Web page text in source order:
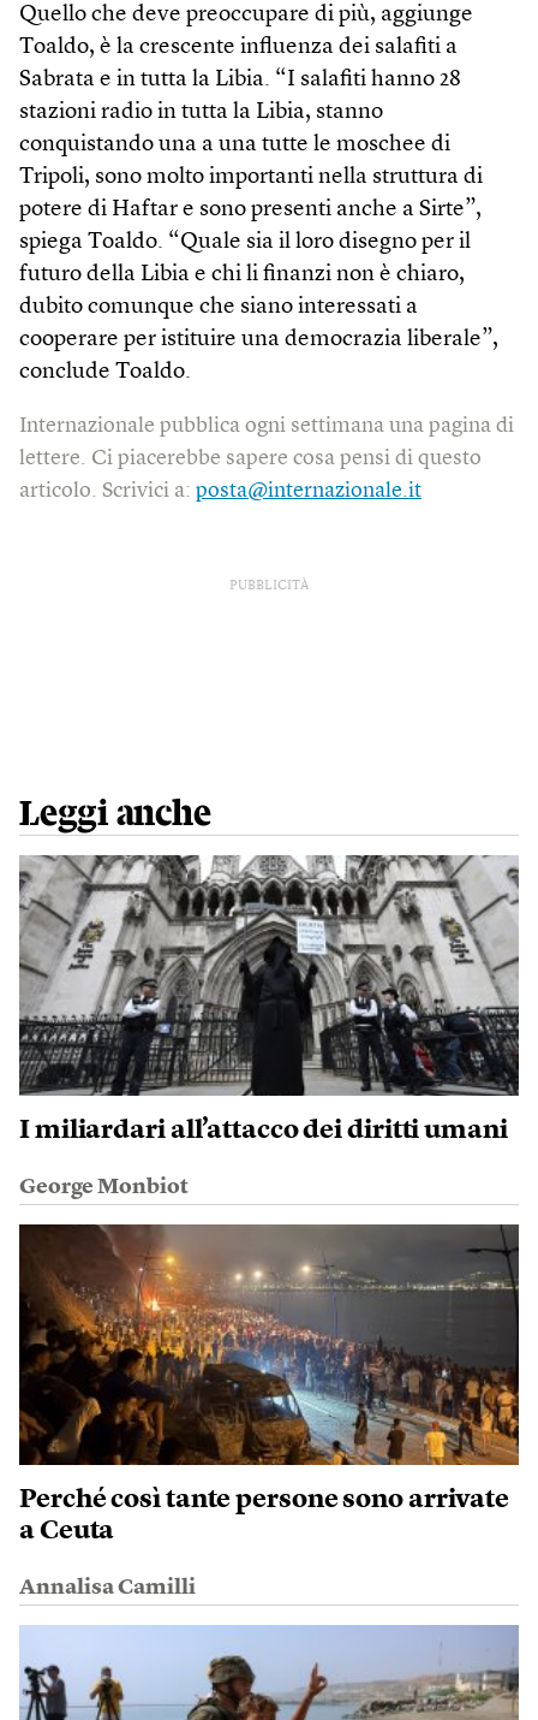
Quello che deve preoccupare di più, aggiunge
Toaldo, è la crescente influenza dei salafiti a
Sabrata e in tutta la Libia. “I salafiti hanno 28
stazioni radio in tutta la Libia, stanno
conquistando una a una tutte le moschee di
Tripoli, sono molto importanti nella struttura di
potere di Haftar e sono presenti anche a Sirte”,
spiega Toaldo. “Quale sia il loro disegno per il
futuro della Libia e chi li finanzi non è chiaro,
dubito comunque che siano interessati a
cooperare per istituire una democrazia liberale”,
conclude Toaldo.
Internazionale pubblica ogni settimana una pagina di
lettere. Ci piacerebbe sapere cosa pensi di questo
articolo. Scrivici a: posta@internazionale.it
PUBBLICITÀ
Leggi anche
I miliardari all’attacco dei diritti umani
George Monbiot
Perché così tante persone sono arrivate
a Ceuta
Annalisa Camilli